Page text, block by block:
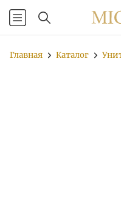
Главная Каталог